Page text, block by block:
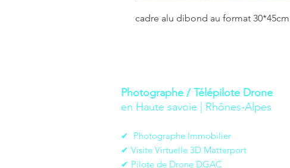
cadre alu dibond au format 30*45cm
Photographe / Télépilote Drone
en Haute savoie | Rhônes-Alpes
✔︎ Photographe Immobilier
✔︎ Visite Virtuelle 3D Matterport
✔︎ Pilote de Drone DGAC